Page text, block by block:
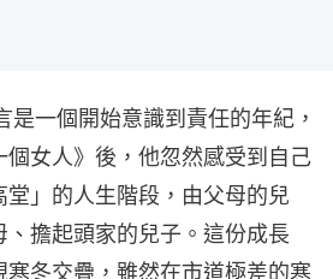
是一個開始意識到責任的年紀，
女人》後，他忽然感受到自己
」的人生階段，由父母的兒
擔起頭家的兒子。這份成長
冬交疊，雖然在市道極差的寒